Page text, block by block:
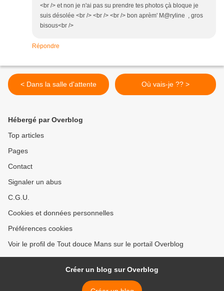
<br /> et non je n'ai pas su prendre tes photos çà bloque je
suis désolée <br /> <br /> <br /> bon aprèm' M@ryline , gros
bisous<br />
Répondre
< Dans la salle d'attente Où vais-je ?? >
Hébergé par Overblog
Top articles
Pages
Contact
Signaler un abus
C.G.U.
Cookies et données personnelles
Préférences cookies
Voir le profil de Tout douce Mans sur le portail Overblog
Créer un blog sur Overblog